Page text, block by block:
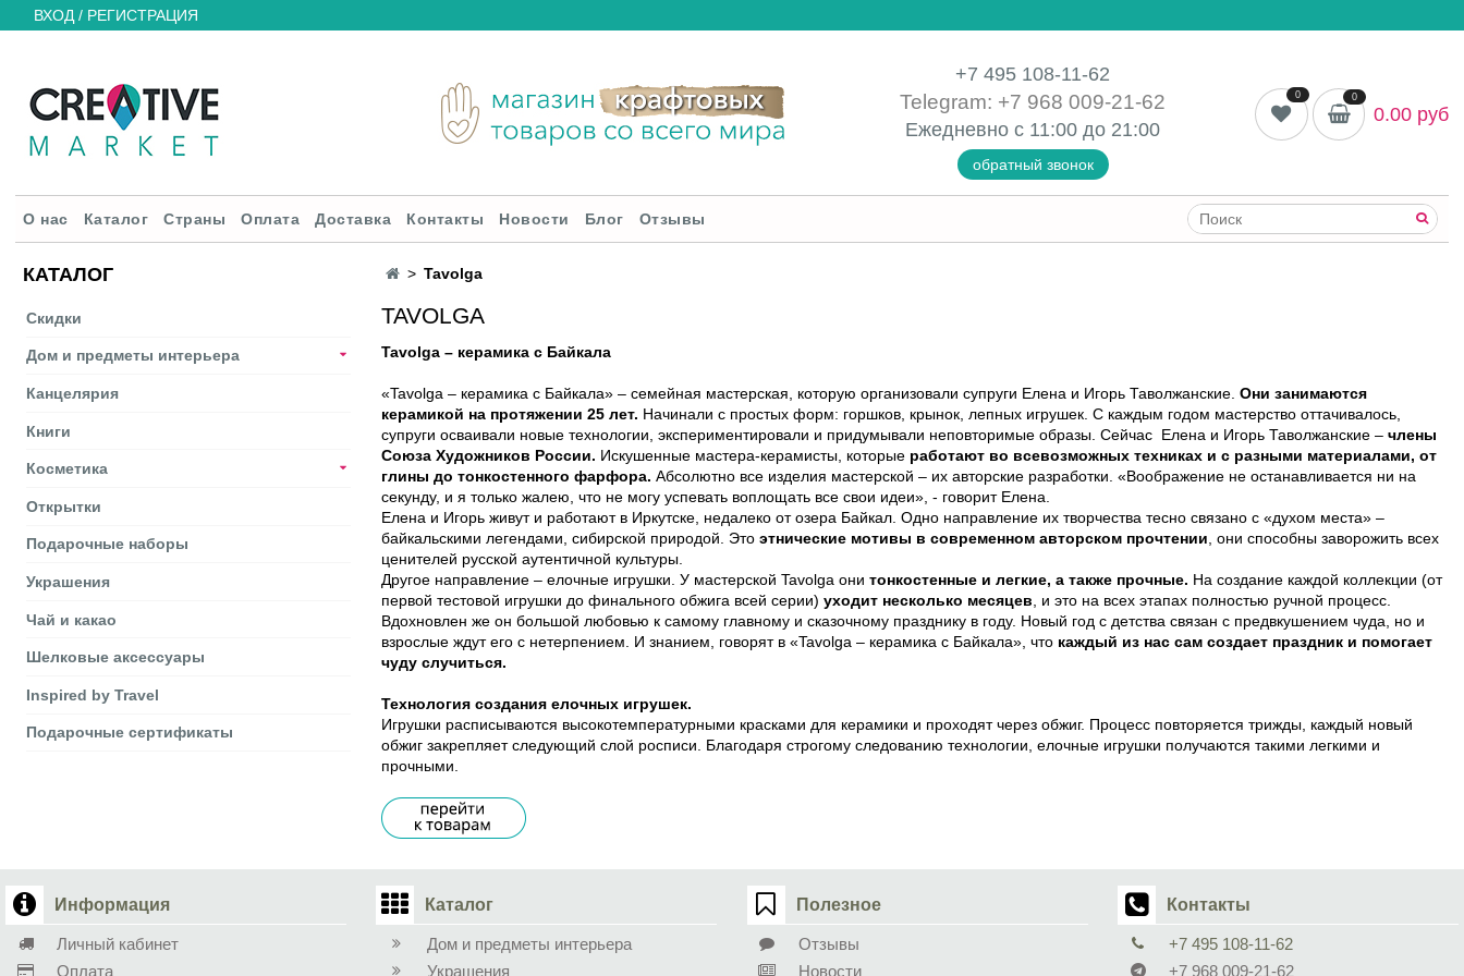
ВХОД / РЕГИСТРАЦИЯ
+7 495 108-11-62
Telegram: +7 968 009-21-62
Ежедневно с 11:00 до 21:00
обратный звонок
0 0
0.00 руб
О нас Каталог Страны Оплата Доставка Контакты Новости Блог Отзывы
КАТАЛОГ
Скидки
Дом и предметы интерьера
Канцелярия
Книги
Косметика
Открытки
Подарочные наборы
Украшения
Чай и какао
Шелковые аксеcсуары
Inspired by Travel
Подарочные сертификаты
Tavolga
TAVOLGA
Tavolga – керамика с Байкала
«Tavolga – керамика с Байкала» – семейная мастерская, которую организовали супруги Елена и Игорь Таволжанские. Они занимаются
керамикой на протяжении 25 лет. Начинали с простых форм: горшков, крынок, лепных игрушек. С каждым годом мастерство оттачивалось,
супруги осваивали новые технологии, экспериментировали и придумывали неповторимые образы. Сейчас Елена и Игорь Таволжанские – члены
Союза Художников России. Искушенные мастера-керамисты, которые работают во всевозможных техниках и с разными материалами, от
глины до тонкостенного фарфора. Абсолютно все изделия мастерской – их авторские разработки. «Воображение не останавливается ни на
секунду, и я только жалею, что не могу успевать воплощать все свои идеи», - говорит Елена.
Елена и Игорь живут и работают в Иркутске, недалеко от озера Байкал. Одно направление их творчества тесно связано с «духом места» –
байкальскими легендами, сибирской природой. Это этнические мотивы в современном авторском прочтении , они способны заворожить всех
ценителей русской аутентичной культуры.
Другое направление – елочные игрушки. У мастерской Tavolga они тонкостенные и легкие, а также прочные. На создание каждой коллекции (от
первой тестовой игрушки до финального обжига всей серии) уходит несколько месяцев , и это на всех этапах полностью ручной процесс.
Вдохновлен же он большой любовью к самому главному и сказочному празднику в году. Новый год с детства связан с предвкушением чуда, но и
взрослые ждут его с нетерпением. И знанием, говорят в «Tavolga – керамика с Байкала», что каждый из нас сам создает праздник и помогает
чуду случиться.
Технология создания елочных игрушек.
Игрушки расписываются высокотемпературными красками для керамики и проходят через обжиг. Процесс повторяется трижды, каждый новый
обжиг закрепляет следующий слой росписи. Благодаря строгому следованию технологии, елочные игрушки получаются такими легкими и
прочными.
Информация
Личный кабинет
Оплата
Каталог
Дом и предметы интерьера
Украшения
Полезное
Отзывы
Новости
Контакты
+7 495 108-11-62
+7 968 009-21-62